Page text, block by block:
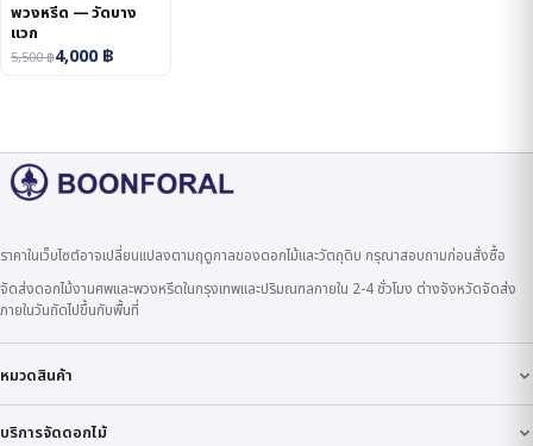
พวงหรีด — วัดบาง
แวก
5,500฿4,000฿
ราคาในเว็บไซต์อาจเปลี่ยนแปลงตามฤดูกาลของดอกไม้และวัตถุดิบ กรุณาสอบถามก่อนสั่งซื้อ
จัดส่งดอกไม้งานศพและพวงหรีดในกรุงเทพและปริมณฑลภายใน 2-4 ชั่วโมง ต่างจังหวัดจัดส่ง
ภายในวันถัดไปขึ้นกับพื้นที่
หมวดสินค้า
บริการจัดดอกไม้